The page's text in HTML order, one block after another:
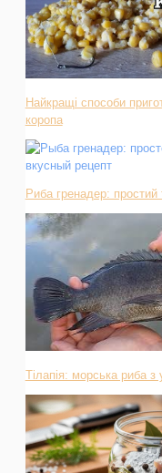
Найкращі способи
коропа
Риба гренадер:
Тілапія: морська риба